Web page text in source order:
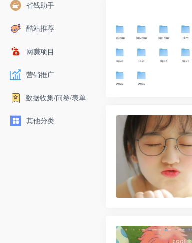
省钱助手
酷站推荐
网赚项目
营销推广
数据收集/问卷/表单
其他分类